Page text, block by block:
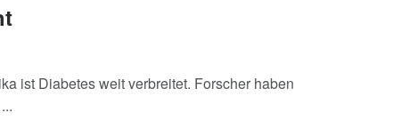
ist Diabetes weit verbreitet. Forscher haben